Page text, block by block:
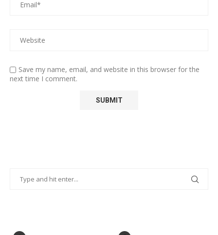
Save my name, email, and website in this browser for the
next time I comment.